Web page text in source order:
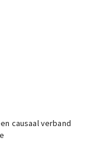
causaal verband